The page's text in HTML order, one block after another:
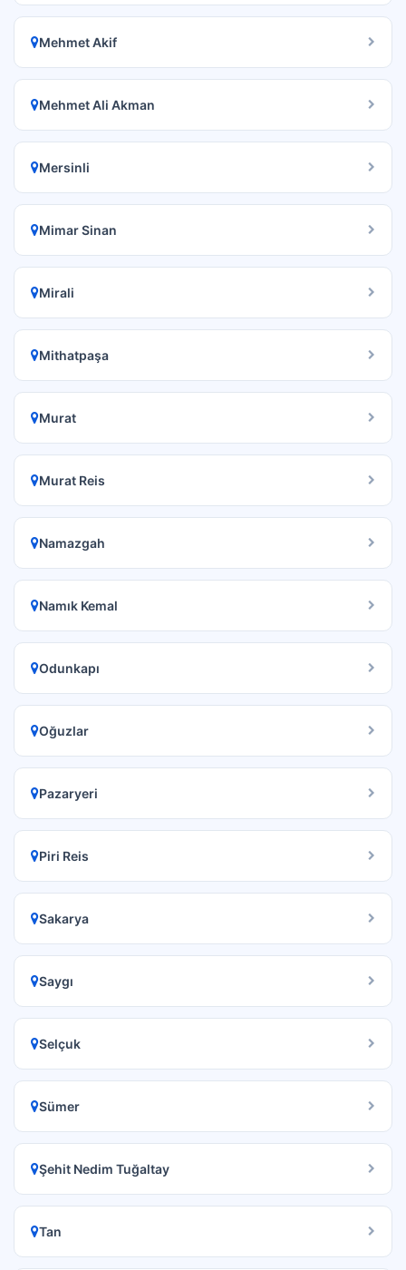
Mehmet Akif
Mehmet Ali Akman
Mersinli
Mimar Sinan
Mirali
Mithatpaşa
Murat
Murat Reis
Namazgah
Namık Kemal
Odunkapı
Oğuzlar
Pazaryeri
Piri Reis
Sakarya
Saygı
Selçuk
Sümer
Şehit Nedim Tuğaltay
Tan